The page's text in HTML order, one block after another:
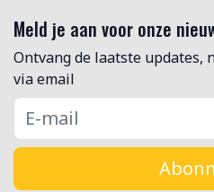
Meld je aan voor onze
Ontvang de laatste updates,
via email